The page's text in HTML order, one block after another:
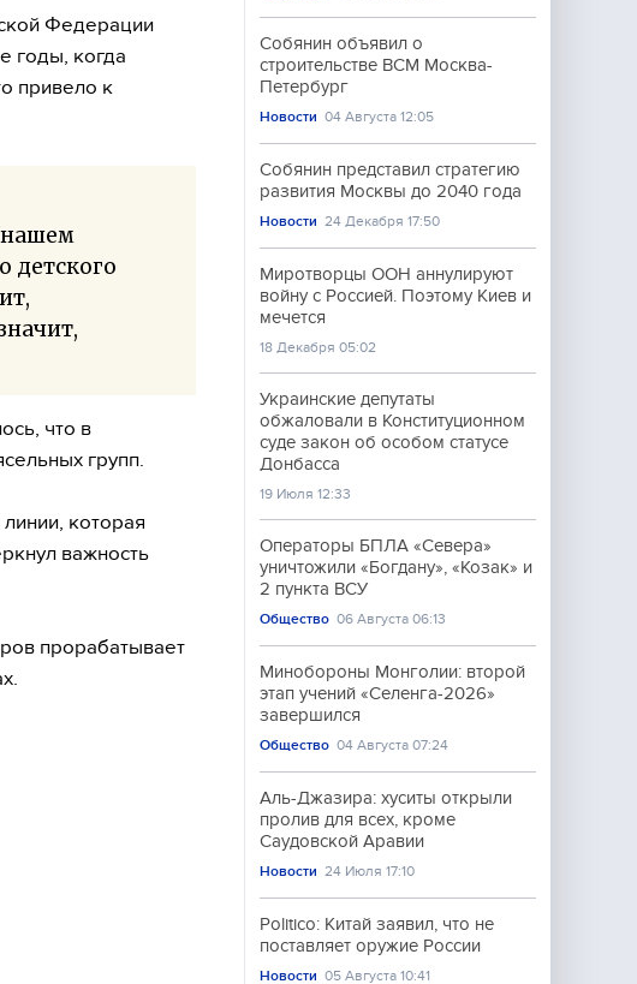
Федерации
годы, когда
привело к
нашем
детского
что в
групп.
которая
важность
прорабатывает
Собянин объявил о
строительстве ВСМ Москва-
Петербург
Новости 04 Августа 12:05
Собянин представил стратегию
развития Москвы до 2040 года
Новости 24 Декабря 17:50
Миротворцы ООН аннулируют
войну с Россией. Поэтому Киев и
мечется
18 Декабря 05:02
Украинские депутаты
обжаловали в Конституционном
суде закон об особом статусе
Донбасса
19 Июля 12:33
Операторы БПЛА «Севера»
уничтожили «Богдану», «Козак» и
2 пункта ВСУ
Общество 06 Августа 06:13
Минобороны Монголии: второй
этап учений «Селенга-2026»
завершился
Общество 04 Августа 07:24
Аль-Джазира: хуситы открыли
пролив для всех, кроме
Саудовской Аравии
Новости 24 Июля 17:10
Politico: Китай заявил, что не
поставляет оружие России
Новости 05 Августа 10:41